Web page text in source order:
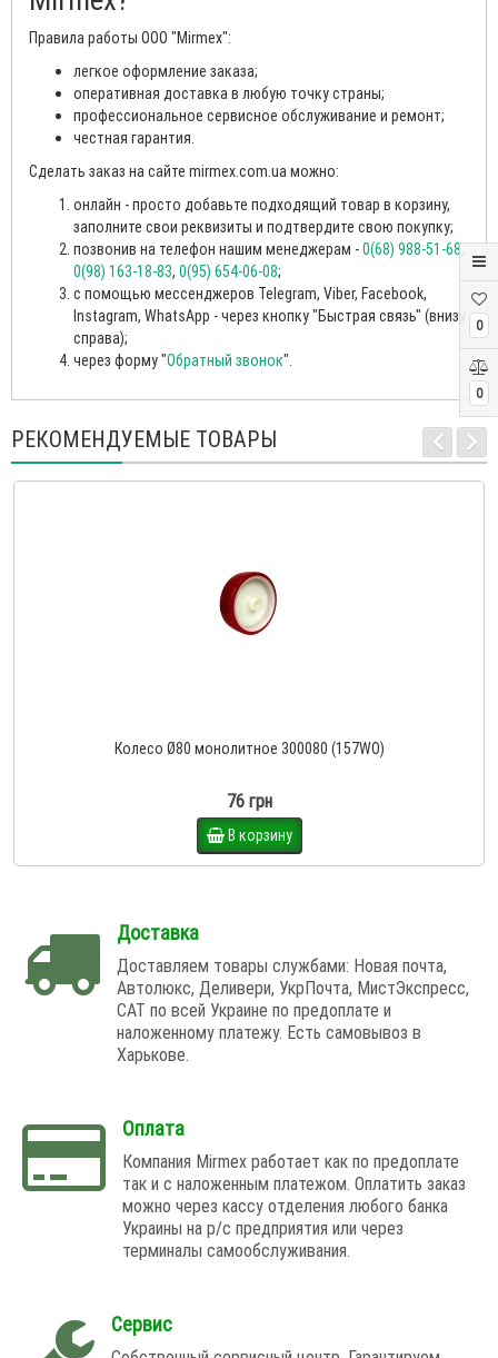
0
0
Правила работы ООО "Mirmex":
легкое оформление заказа;
оперативная доставка в любую точку страны;
профессиональное сервисное обслуживание и ремонт;
честная гарантия.
Сделать заказ на сайте mirmex.com.ua можно:
онлайн - просто добавьте подходящий товар в корзину,
заполните свои реквизиты и подтвердите свою покупку;
позвонив на телефон нашим менеджерам -0(68) 988-51-68,
0(98) 163-18-83, 0(95) 654-06-08;
с помощью мессенджеров Telegram, Viber, Facebook,
Instagram, WhatsApp - через кнопку "Быстрая связь" (внизу
справа);
через форму "Обратный звонок".
РЕКОМЕНДУЕМЫЕ ТОВАРЫ
Колесо Ø80 монолитное 300080 (157WO)
76 грн
В корзину
Доставка
Доставляем товары службами: Новая почта,
Автолюкс, Деливери, УкрПочта, МистЭкспресс,
САТ по всей Украине по предоплате и
наложенному платежу. Есть самовывоз в
Харькове.
Оплата
Компания Mirmex работает как по предоплате
так и с наложенным платежом. Оплатить заказ
можно через кассу отделения любого банка
Украины на р/с предприятия или через
терминалы самообслуживания.
Сервис